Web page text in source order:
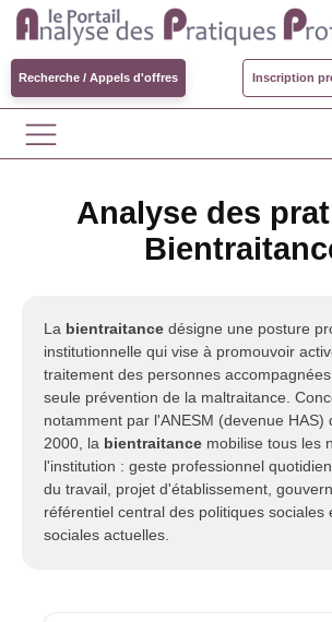
Recherche / Appels d'offres Inscription
Analyse des
La bientraitance désigne une posture
institutionnelle qui vise à promouvoir
traitement des personnes
seule prévention de la maltraitance.
notamment par l'ANESM (devenue HAS)
2000, la bientraitance mobilise tous les
l'institution : geste professionnel
du travail, projet d'établissement,
référentiel central des politiques sociales
sociales actuelles.